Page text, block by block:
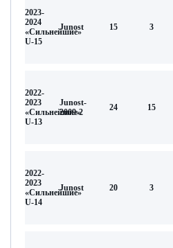
2023-
2024
«Сильнейшие»
U-15
Junost 15 3
2022-
2023
«Сильнейшие»
U-13
Junost-
2009-2
24 15
2022-
2023
«Сильнейшие»
U-14
Junost 20 3